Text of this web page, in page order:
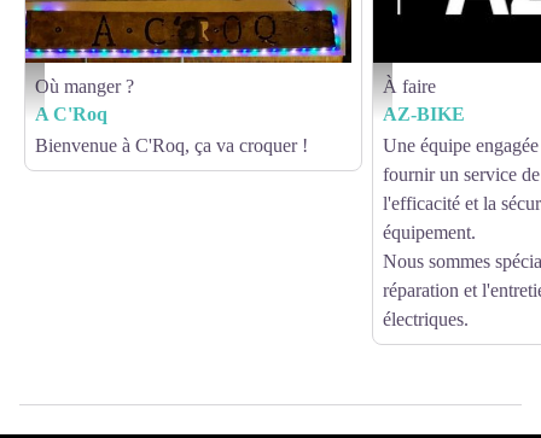
A C'Roq - SAVIN CHRISTOPHE
Où manger ?
A C'Roq
Bienvenue à C'Roq, ça va croquer !
AZ-BIKE
À faire
AZ-BIKE
Une équipe
fournir un service
l'efficacité et la
équipement.
Nous sommes
réparation et
électriques.